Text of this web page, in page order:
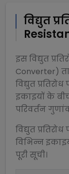
विद्युत
इसविद्युत
Converter)
विद्युत
इकाइयों के
परिवर्तन
विद्युत
विभिन्न
पूरी सूची।